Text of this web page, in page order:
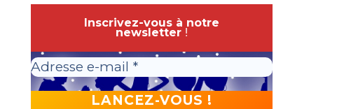
Inscrivez-vous à notre
newsletter !